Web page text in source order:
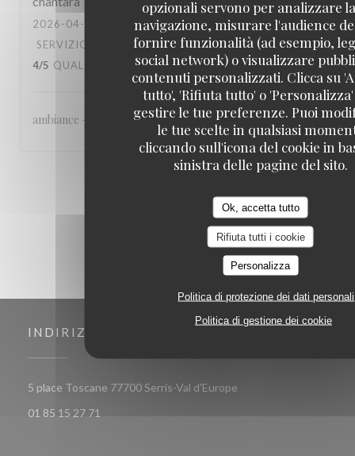
opzionali servono per analizzare
navigazione, misurare l'audience
fornire funzionalità (ad esempio,
social network) o visualizzare
contenuti personalizzati. Clicca su
tutto', 'Rifiuta tutto' o
gestire le tue preferenze. Puoi
le tue scelte in qualsiasi
cliccando sull'icona del cookie in
sinistra delle pagine del sito.
Ok, accetta tutto
Rifiuta tutti i cookie
Personalizza
Politica di protezione dei dati personali
Politica di gestione dei cookie
2026-04-22
- 20:30 - OSPITI 6
SERVIZIO
ATMOSFERA: 4/5 CUCINA:
4/5 QUALITÀ / PREZZO: 4/5
ambiance - accueil agréable - qualité de la cuisine
INDIRIZZO
5 place Toscane 77700 Serris-Val d'Europe
01 85 15 27 71